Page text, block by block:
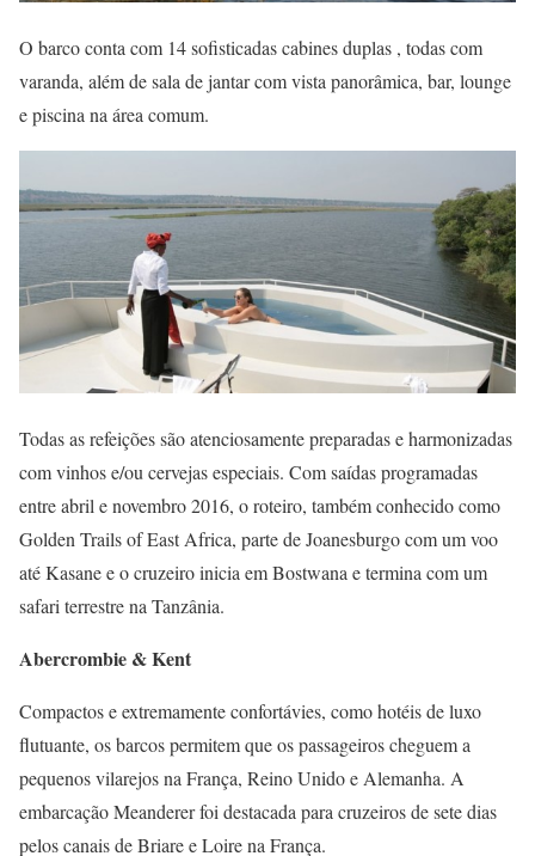
O barco conta com 14 sofisticadas cabines duplas , todas com
varanda, além de sala de jantar com vista panorâmica, bar, lounge
e piscina na área comum.
Todas as refeições são atenciosamente preparadas e harmonizadas
com vinhos e/ou cervejas especiais. Com saídas programadas
entre abril e novembro 2016, o roteiro, também conhecido como
Golden Trails of East Africa, parte de Joanesburgo com um voo
até Kasane e o cruzeiro inicia em Bostwana e termina com um
safari terrestre na Tanzânia.
Abercrombie & Kent
Compactos e extremamente confortávies, como hotéis de luxo
flutuante, os barcos permitem que os passageiros cheguem a
pequenos vilarejos na França, Reino Unido e Alemanha. A
embarcação Meanderer foi destacada para cruzeiros de sete dias
pelos canais de Briare e Loire na França.